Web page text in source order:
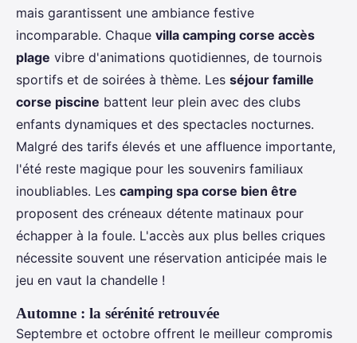
mais garantissent une ambiance festive
incomparable. Chaque villa camping corse accès
plage vibre d'animations quotidiennes, de tournois
sportifs et de soirées à thème. Les séjour famille
corse piscine battent leur plein avec des clubs
enfants dynamiques et des spectacles nocturnes.
Malgré des tarifs élevés et une affluence importante,
l'été reste magique pour les souvenirs familiaux
inoubliables. Les camping spa corse bien être
proposent des créneaux détente matinaux pour
échapper à la foule. L'accès aux plus belles criques
nécessite souvent une réservation anticipée mais le
jeu en vaut la chandelle !
Automne : la sérénité retrouvée
Septembre et octobre offrent le meilleur compromis